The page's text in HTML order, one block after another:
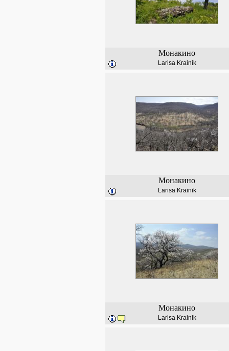
Монакино
Larisa Krainik
Монакино
Larisa Krainik
Монакино
Larisa Krainik